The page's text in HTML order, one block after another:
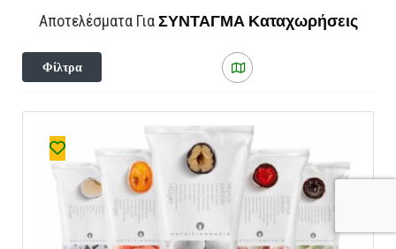
Αποτελέσματα ΓιαΣΥΝΤΑΓΜΑ Καταχωρήσεις
Φίλτρα